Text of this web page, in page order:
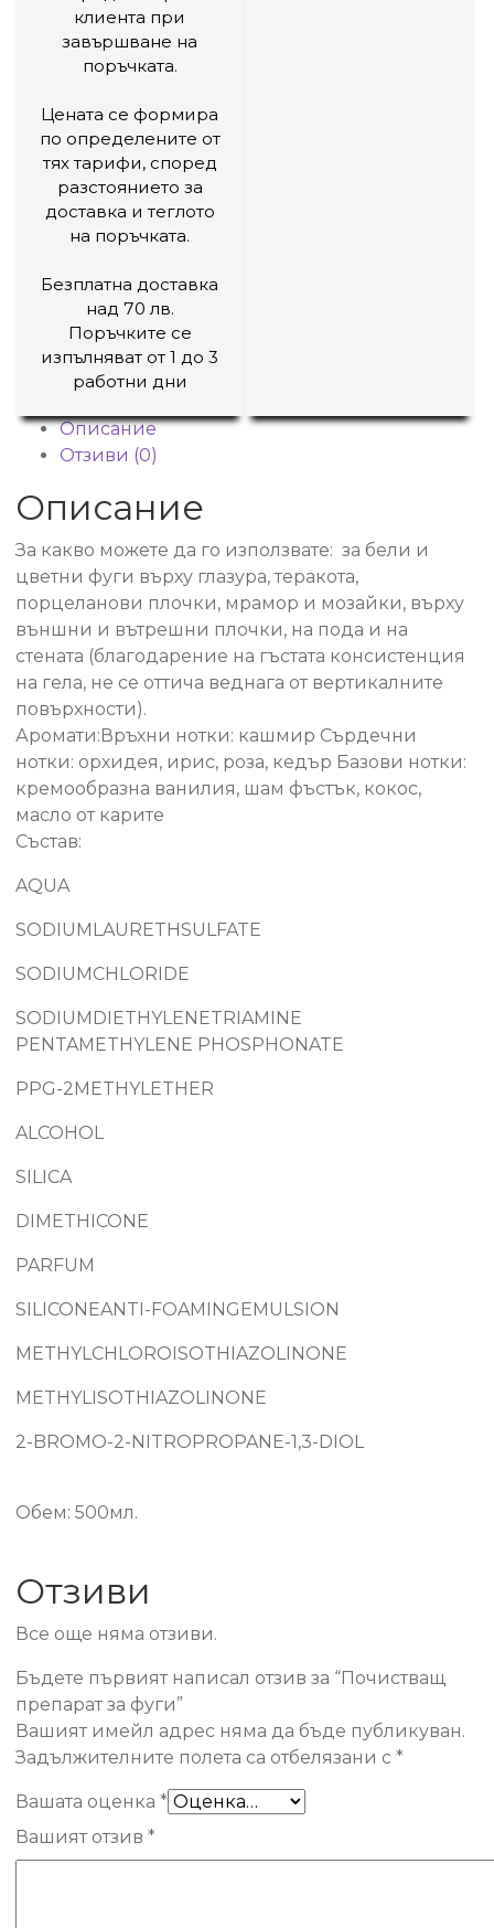
клиента при
завършване на
поръчката.
Цената се формира
по определените от
тях тарифи, според
разстоянието за
доставка и теглото
на поръчката.
Безплатна доставка
над 70 лв.
Поръчките се
изпълняват от 1 до 3
работни дни
Описание
Отзиви (0)
Описание
За какво можете да го използвате: за бели и
цветни фуги върху глазура, теракота,
порцеланови плочки, мрамор и мозайки, върху
външни и вътрешни плочки, на пода и на
стената (благодарение на гъстата консистенция
на гела, не се оттича веднага от вертикалните
повърхности).
Аромати:Връхни нотки: кашмир Сърдечни
нотки: орхидея, ирис, роза, кедър Базови нотки:
кремообразна ванилия, шам фъстък, кокос,
масло от карите
Състав:
AQUA
SODIUMLAURETHSULFATE
SODIUMCHLORIDE
SODIUMDIETHYLENETRIAMINE
PENTAMETHYLENE PHOSPHONATE
PPG-2METHYLETHER
ALCOHOL
SILICA
DIMETHICONE
PARFUM
SILICONEANTI-FOAMINGEMULSION
METHYLCHLOROISOTHIAZOLINONE
METHYLISOTHIAZOLINONE
2-BROMO-2-NITROPROPANE-1,3-DIOL
Обем: 500мл.
Отзиви
Все още няма отзиви.
Бъдете първият написал отзив за “Почистващ
препарат за фуги”
Вашият имейл адрес няма да бъде публикуван.
Задължителните полета са отбелязани с *
Вашата оценка *
Вашият отзив *